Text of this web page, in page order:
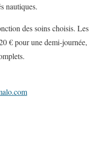
nautiques.
des soins choisis. Les
€ pour une demi-journée,